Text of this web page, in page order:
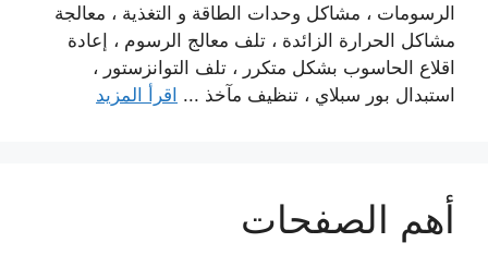
الرسومات ، مشاكل وحدات الطاقة و التغذية ، معالجة
مشاكل الحرارة الزائدة ، تلف معالج الرسوم ، إعادة
اقلاع الحاسوب بشكل متكرر ، تلف التوانزستور ،
استبدال بور سبلاي ، تنظيف مآخذ ... اقرأ المزيد
أهم الصفحات